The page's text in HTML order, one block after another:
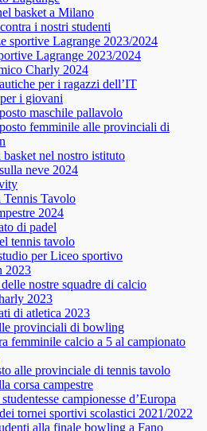
basket a Milano
i nostri studenti
sportive Lagrange 2023/2024
Lagrange 2023/2024
Charly 2024
per i ragazzi dell’IT
i giovani
maschile pallavolo
femminile alle provinciali di
nel nostro istituto
neve 2024
Tennis Tavolo
2024
di padel
tennis tavolo
per Liceo sportivo
2023
delle nostre squadre di calcio
2023
di atletica 2023
provinciali di bowling
femminile calcio a 5 al campionato
alle provinciale di tennis tavolo
corsa campestre
campionesse d’Europa
tornei sportivi scolastici 2021/2022
alla finale bowling a Fano